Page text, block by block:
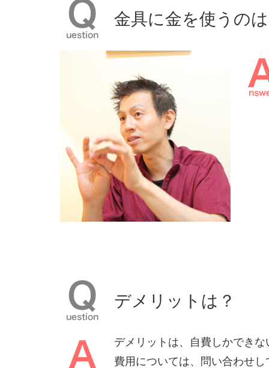
⾦具に⾦を使うの
デメリットは？
デメリットは、⾃費しかでき
費⽤については、問い合わせし